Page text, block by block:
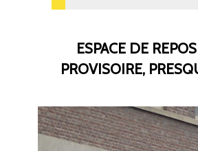
ESPACE DE
PROVISOIRE,